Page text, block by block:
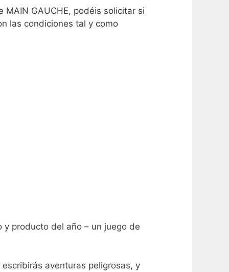
GAUCHE, podéis solicitar si
las condiciones tal y como
y producto del año – un juego de
aventuras peligrosas, y